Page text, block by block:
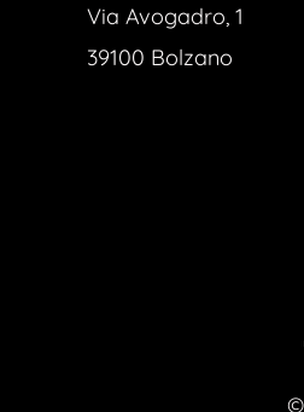
Via Avogadro, 1
39100 Bolzano
©